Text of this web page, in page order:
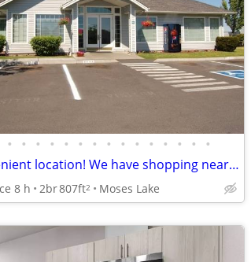
• • • • • • • • • • • • • • •
Convenient location! We have shopping nearby! Tour today!
8 h 2br807ft2 Moses Lake